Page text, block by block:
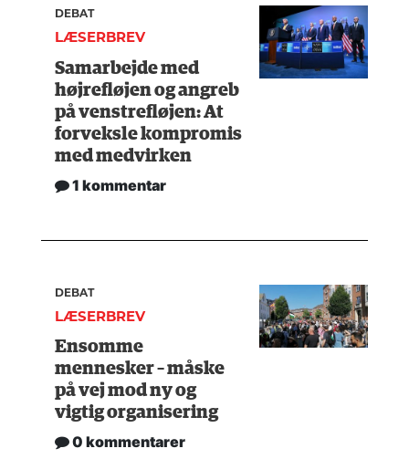
DEBAT
LÆSERBREV
Samarbejde med
højrefløjen og angreb
på venstrefløjen: At
forveksle kompromis
med medvirken
1 kommentar
DEBAT
LÆSERBREV
Ensomme
mennesker – måske
på vej mod ny og
vigtig organisering
0 kommentarer